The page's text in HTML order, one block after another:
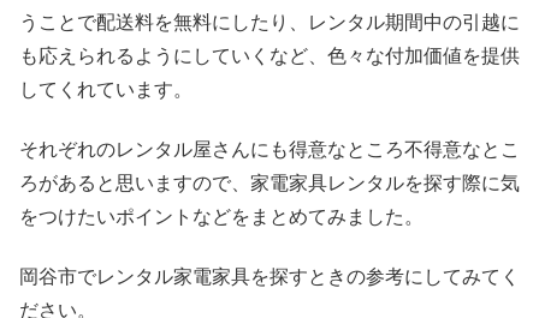
うことで配送料を無料にしたり、レンタル期間中の引越に
も応えられるようにしていくなど、色々な付加価値を提供
してくれています。
それぞれのレンタル屋さんにも得意なところ不得意なとこ
ろがあると思いますので、家電家具レンタルを探す際に気
をつけたいポイントなどをまとめてみました。
岡谷市でレンタル家電家具を探すときの参考にしてみてく
ださい。